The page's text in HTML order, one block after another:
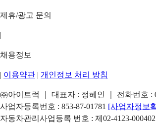
제휴/광고 문의
|
채용정보
| 이용약관 | 개인정보 처리 방침
㈜아이트럭 ｜ 대표자 : 정혜인 ｜ 전화번호 :
사업자등록번호 : 853-87-01781 [사업자정보
자동차관리사업등록 번호 : 제02-4123-